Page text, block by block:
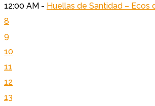
12:00 AM - Huellas de Santidad – Ecos
8
9
10
11
12
13